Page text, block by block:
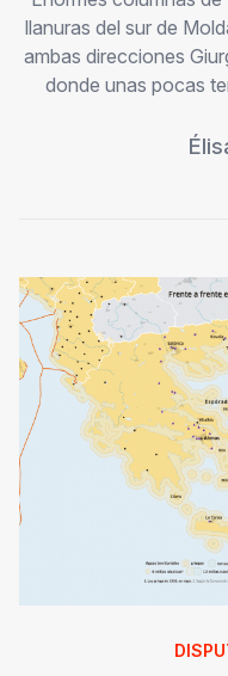
llanuras del sur de
ambas direcciones
donde unas pocas